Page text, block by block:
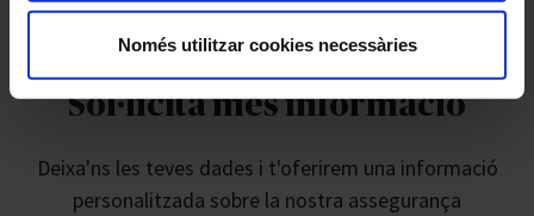
Només utilitzar cookies necessàries
Sol·licita més informació
Deixa'ns les teves dades i t'oferirem una informació
personalitzada sobre la nostra assegurança